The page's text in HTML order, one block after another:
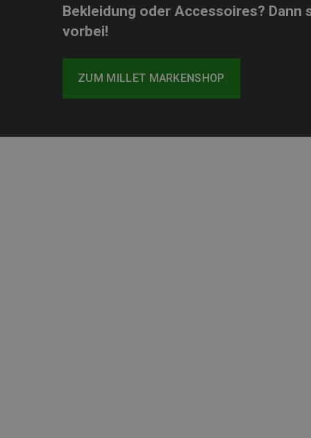
Bekleidung oder Accessoires? Dann
vorbei!
ZUM MILLET MARKENSHOP